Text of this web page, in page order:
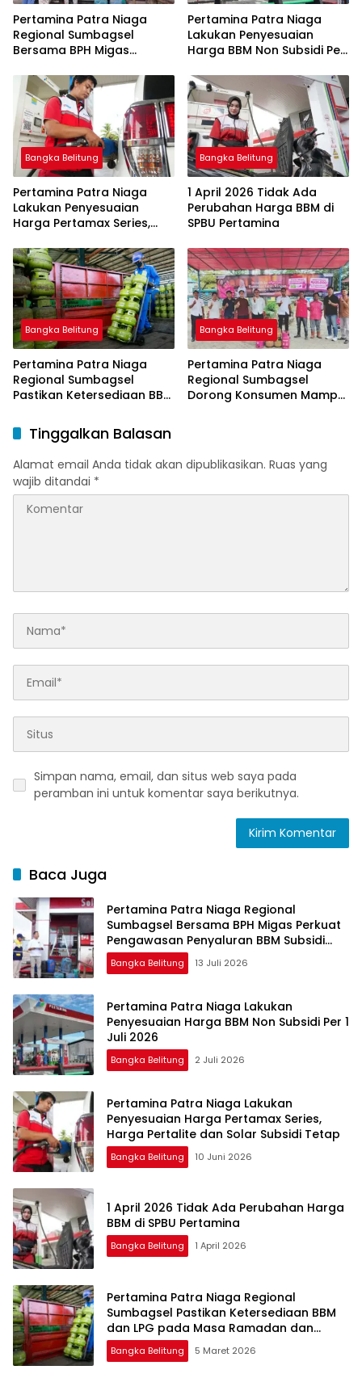
Pertamina Patra Niaga
Regional Sumbagsel
Bersama BPH Migas
Penyaluran BBM Subsidi
bagi Nelayan melalui
Aplikasi XSTAR
Pertamina Patra Niaga
Lakukan Penyesuaian
Harga BBM Non Subsidi Per
Bangka Belitung
Pertamina Patra Niaga
Lakukan Penyesuaian
Harga Pertamax Series,
Subsidi Tetap
Bangka Belitung
1 April 2026 Tidak Ada
Perubahan Harga BBM di
SPBU Pertamina
Bangka Belitung
Pertamina Patra Niaga
Regional Sumbagsel
Pastikan Ketersediaan BBM
Ramadan dan Menjelang
Idulfitri
Bangka Belitung
Pertamina Patra Niaga
Regional Sumbagsel
Dorong Konsumen Mampu
Tinggalkan Balasan
Alamat email Anda tidak akan dipublikasikan. Ruas yang
wajib ditandai *
Simpan nama, email, dan situs web saya pada
peramban ini untuk komentar saya berikutnya.
Baca Juga
Pertamina Patra Niaga Regional
Sumbagsel Bersama BPH Migas Perkuat
Pengawasan Penyaluran BBM Subsidi
bagi Nelayan melalui Aplikasi XSTAR
Bangka Belitung 13 Juli 2026
Pertamina Patra Niaga Lakukan
Penyesuaian Harga BBM Non Subsidi Per 1
Juli 2026
Bangka Belitung 2 Juli 2026
Pertamina Patra Niaga Lakukan
Penyesuaian Harga Pertamax Series,
Harga Pertalite dan Solar Subsidi Tetap
Bangka Belitung 10 Juni 2026
1 April 2026 Tidak Ada Perubahan Harga
BBM di SPBU Pertamina
Bangka Belitung 1 April 2026
Pertamina Patra Niaga Regional
Sumbagsel Pastikan Ketersediaan BBM
dan LPG pada Masa Ramadan dan
Menjelang Idulfitri
Bangka Belitung 5 Maret 2026